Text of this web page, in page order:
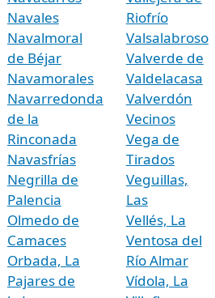
Navales
Navalmoral
de Béjar
Navamorales
Navarredonda
de la
Rinconada
Navasfrías
Negrilla de
Palencia
Olmedo de
Camaces
Orbada, La
Pajares de
Riofrío
Valsalabroso
Valverde de
Valdelacasa
Valverdón
Vecinos
Vega de
Tirados
Veguillas,
Las
Vellés, La
Ventosa del
Río Almar
Vídola, La